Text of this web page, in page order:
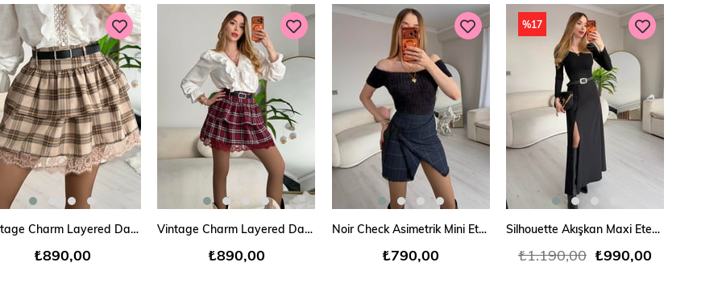
SEPETE EKLE Vintage Charm Layered Dantelli Etek
₺890,00
SEPETE EKLE Vintage Charm Layered Dantelli Etek
₺890,00
SEPETE EKLE Noir Check Asimetrik Mini Etek
₺790,00
SEPETE EKLE Silhouette Akışkan Maxi Etek(Kemer Dahil Değildir)
₺990,00
₺1.190,00
%17